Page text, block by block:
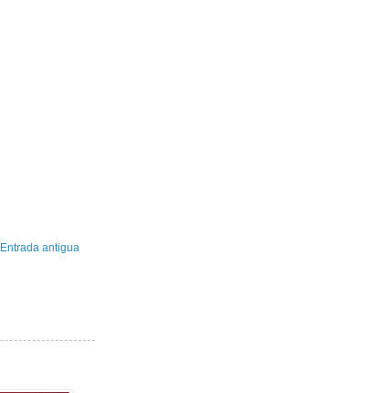
Entrada antigua